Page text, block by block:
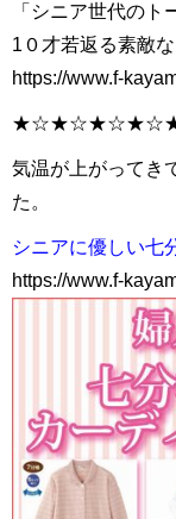
「シニア世代のト
1０才若返る素敵
https://www.f-
気温が上がってき
た。
シニアに優しい七
https://www.f-